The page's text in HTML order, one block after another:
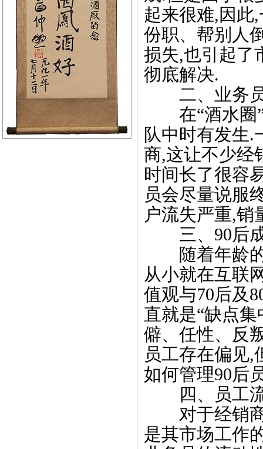
起来很难,因此
份职、帮别人
损失,也引起了
彻底解决.
二、业务员
在“酒水圈”
队中时有发生.
商,这让不少经
时间长了很容
员会尽量说服
户流失严重,销
三、90后成
随着年龄的
从小就在互联
值观与70后及
直就是“缺点
僻、任性、反
员工存在偏见,
如何管理90后
四、员工流
对于经销商
是其市场工作